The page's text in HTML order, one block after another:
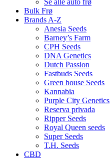
Bulk Frø
Brands A-Z
Anesia Seeds
Barney’s Farm
CPH Seeds
DNA Genetics
Dutch Passion
Fastbuds Seeds
Green house Seeds
Kannabia
Purple City Genetics
Reserva privada
Ripper Seeds
Royal Queen seeds
Super Seeds
T.H. Seeds
CBD